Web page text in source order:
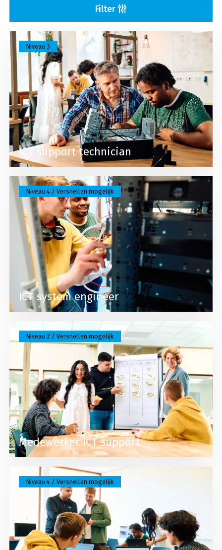
Filter
ICT support technician
Niveau 3
Lees meer over ICT support technician
ICT system engineer
Niveau 4 / Versnellen mogelijk
Lees meer over ICT system engineer
Medewerker ICT support
Niveau 2 / Versnellen mogelijk
Lees meer over Medewerker ICT support
Niveau 4 / Versnellen mogelijk
Lees meer over Software developer